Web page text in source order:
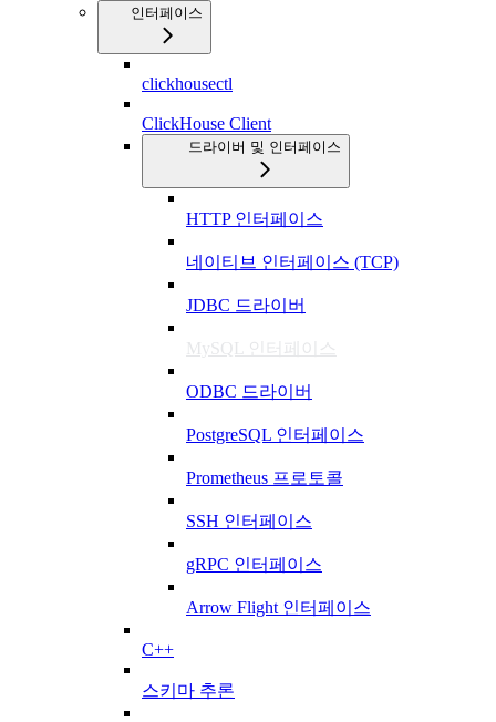
인터페이스
clickhousectl
ClickHouse Client
드라이버 및 인터페이스
HTTP 인터페이스
네이티브 인터페이스 (TCP)
JDBC 드라이버
MySQL 인터페이스
ODBC 드라이버
PostgreSQL 인터페이스
Prometheus 프로토콜
SSH 인터페이스
gRPC 인터페이스
Arrow Flight 인터페이스
C++
스키마 추론